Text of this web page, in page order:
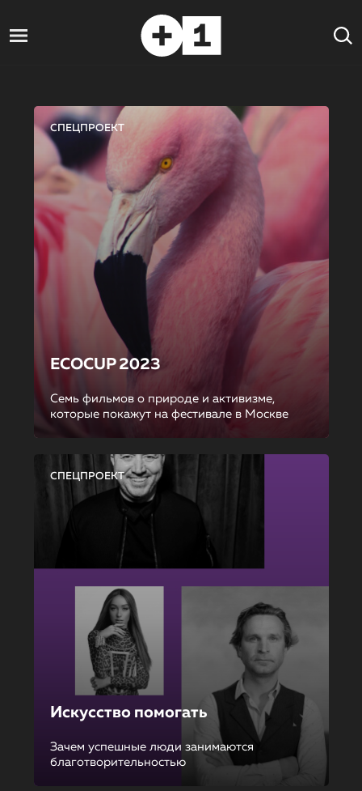
СПЕЦПРОЕКТ
ECOCUP 2023
Семь фильмов о природе и активизме,
которые покажут на фестивале в Москве
СПЕЦПРОЕКТ
Искусство помогать
Зачем успешные люди занимаются
благотворительностью